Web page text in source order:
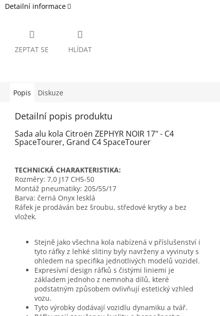
Detailní informace
ZEPTAT SE HLÍDAT
Popis Diskuze
Detailní popis produktu
Sada alu kola Citroën ZEPHYR NOIR 17" - C4
SpaceTourer, Grand C4 SpaceTourer
TECHNICKÁ CHARAKTERISTIKA:
Rozměry: 7,0 J17 CH5-50
Montáž pneumatiky: 205/55/17
Barva: černá Onyx lesklá
Ráfek je prodáván bez šroubu, středové krytky a bez
vložek.
Stejně jako všechna kola nabízená v příslušenství i
tyto ráfky z lehké slitiny byly navrženy a vyvinuty s
ohledem na specifika jednotlivých modelů vozidel.
Expresívní design ráfků s čistými liniemi je
základem jednoho z nemnoha dílů, které
podstatným způsobem ovlivňují estetický vzhled
vozu.
Tyto výrobky dodávají vozidlu dynamiku a tvář.